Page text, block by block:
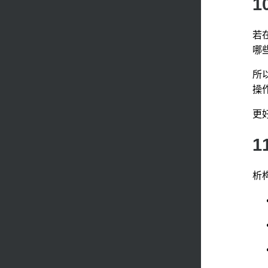
若
哪
所
操
更
析